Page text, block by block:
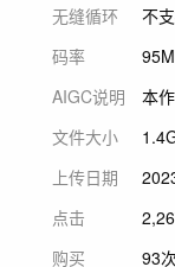
无缝循环
不
码率
AIGC说明
本
文件大小
上传日期
点击
购买
93次